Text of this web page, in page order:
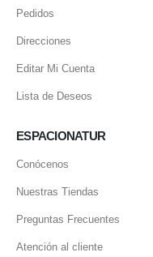
Pedidos
Direcciones
Editar Mi Cuenta
Lista de Deseos
ESPACIONATUR
Conócenos
Nuestras Tiendas
Preguntas Frecuentes
Atención al cliente